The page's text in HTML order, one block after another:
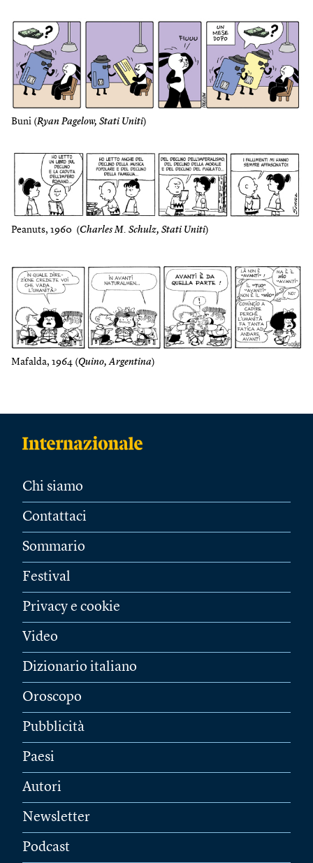
Buni (Ryan Pagelow, Stati Uniti)
Peanuts, 1960 (Charles M. Schulz, Stati Uniti)
Mafalda, 1964 (Quino, Argentina)
Chi siamo
Contattaci
Sommario
Festival
Privacy e cookie
Video
Dizionario italiano
Oroscopo
Pubblicità
Paesi
Autori
Newsletter
Podcast